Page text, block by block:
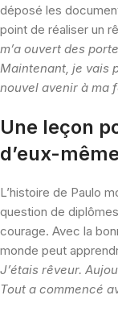
déposé les
point de réaliser un
m’a ouvert des
Maintenant, je vais
nouvel avenir à ma
Une leçon
d’eux-
L’histoire de Paulo
question de
courage. Avec la
monde peut
J’étais rêveur.
Tout a commencé